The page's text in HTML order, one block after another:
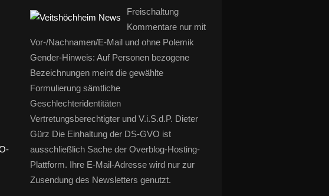
Freischaltung
Kommentare nur mit
Vor-/Nachnamen/E-Mail und ohne Polemik
Gender-Hinweis: Auf Personen bezogene
Bezeichnungen meint die gewählte
Formulierung sämtliche
Geschlechteridentitäten
Vertretungsberechtigter und V.i.S.d.P. Dieter
Gürz Die Einhaltung der DS-GVO ist
ausschließlich Sache der Overblog-Hosting-
Plattform. Ihre E-Mail-Adresse wird nur zur
Zusendung des Newsletters genutzt.